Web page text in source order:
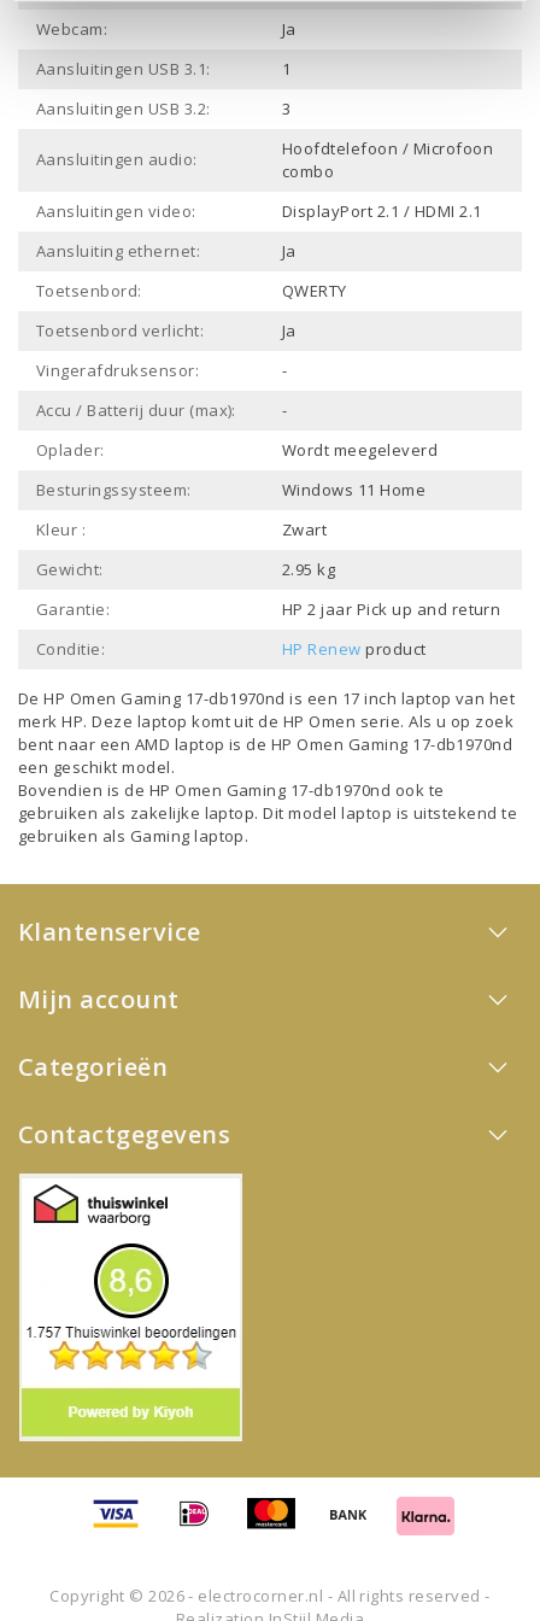
Webcam:
Ja
Aansluitingen USB 3.1:
1
Aansluitingen USB 3.2:
3
Aansluitingen audio:
Hoofdtelefoon / Microfoon
combo
Aansluitingen video:
DisplayPort 2.1 / HDMI 2.1
Aansluiting ethernet:
Ja
Toetsenbord:
QWERTY
Toetsenbord verlicht:
Ja
Vingerafdruksensor:
-
Accu / Batterij duur (max):
-
Oplader:
Wordt meegeleverd
Besturingssysteem:
Windows 11 Home
Kleur :
Zwart
Gewicht:
2.95 kg
Garantie:
HP 2 jaar Pick up and return
Conditie:
HP Renew product
De HP Omen Gaming 17-db1970nd is een 17 inch laptop van het
merkHP. Deze laptop komt uit de HP Omen serie. Als u op zoek
bent naar een AMD laptopis de HP Omen Gaming 17-db1970nd
een geschikt model.
Bovendien is de HP Omen Gaming 17-db1970nd ook te
gebruiken als zakelijke laptop. Dit modellaptop is uitstekend te
gebruiken als Gaming laptop.
Klantenservice
Mijn account
Categorieën
Contactgegevens
Copyright © 2026 - electrocorner.nl - All rights reserved -